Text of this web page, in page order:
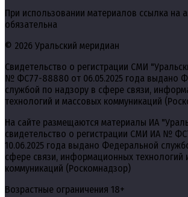
При использовании материалов ссылка на
обязательна
© 2026 Уральский меридиан
Свидетельство о регистрации СМИ
№ ФС77-88880 от 06.05.2025 года выдано
службой по надзору в сфере связи,
технологий и массовых коммуникаций
На сайте размещаются материалы ИА
свидетельство о регистрации СМИ ИА №
10.06.2025 года выдано Федеральной
сфере связи, информационных технологий
коммуникаций (Роскомнадзор)
Возрастные ограничения 18+